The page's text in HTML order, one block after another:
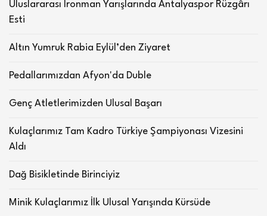
Uluslararası Ironman Yarışlarında Antalyaspor Rüzgârı
Esti
Altın Yumruk Rabia Eylül’den Ziyaret
Pedallarımızdan Afyon'da Duble
Genç Atletlerimizden Ulusal Başarı
Kulaçlarımız Tam Kadro Türkiye Şampiyonası Vizesini
Aldı
Dağ Bisikletinde Birinciyiz
Minik Kulaçlarımız İlk Ulusal Yarışında Kürsüde